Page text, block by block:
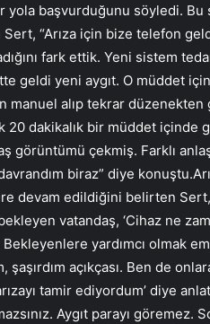
yola başvurduğunu söyledi. Bu
Sert, “Arıza için bize telefon
fark ettik. Yeni sistem
geldi yeni aygıt. O müddet
manuel alıp tekrar düzenekten
20 dakikalık bir müddet içinde
görüntümü çekmiş. Farklı
biraz” diye
devam edildiğini belirten
vatandaş, ‘Cihaz ne
yardımcı olmak
şaşırdım açıkçası. Ben de
tamir ediyordum’ diye
Aygıt parayı göremez.